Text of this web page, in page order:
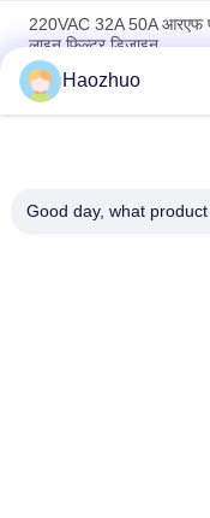
220VAC 32A 50A आरएफ
लाइन फ़िल्टर डिज़ाइन
1p 50 60 हर्ट्ज 16 ए 220
डीसी लाइन फिल्टर आरएफ
70A 500VAC ईएमसी
Haozhuo
Good day, what